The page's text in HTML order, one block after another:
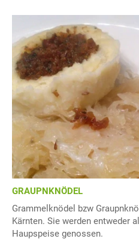
GRAUPNKNÖDEL
Grammelknödel bzw
Kärnten. Sie werden entweder
Haupspeise genossen.